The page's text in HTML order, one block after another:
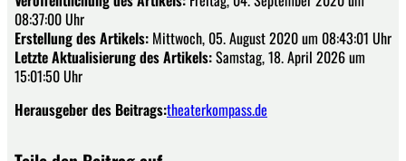
08:37:00 Uhr
Erstellung des Artikels: Mittwoch, 05. August 2020 um 08:43:01 Uhr
Letzte Aktualisierung des Artikels:Samstag, 18. April 2026 um
15:01:50 Uhr
Herausgeber des Beitrags:theaterkompass.de